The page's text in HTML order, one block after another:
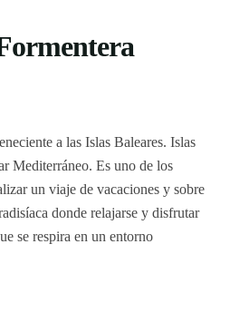
a las Islas Baleares. Islas
Mediterráneo. Es uno de los
un viaje de vacaciones y sobre
donde relajarse y disfrutar
se respira en un entorno